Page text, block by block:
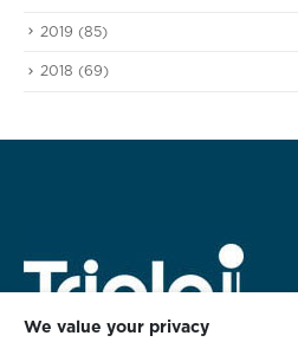
2019 (85)
2018 (69)
We value your privacy